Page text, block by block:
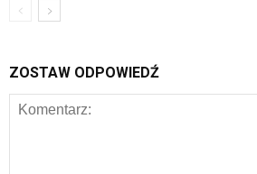
ZOSTAW ODPOWIEDŹ